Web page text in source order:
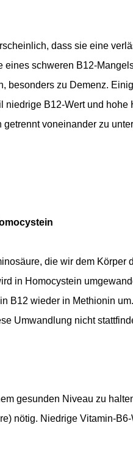
dass sie eine
eines schweren B12-
besonders zu Demenz.
niedrige B12-Wert und
voneinander zu
die wir dem Körper
in Homocystein
B12 wieder in Methionin
Umwandlung nicht
gesunden Niveau zu
nötig. Niedrige Vitamin-